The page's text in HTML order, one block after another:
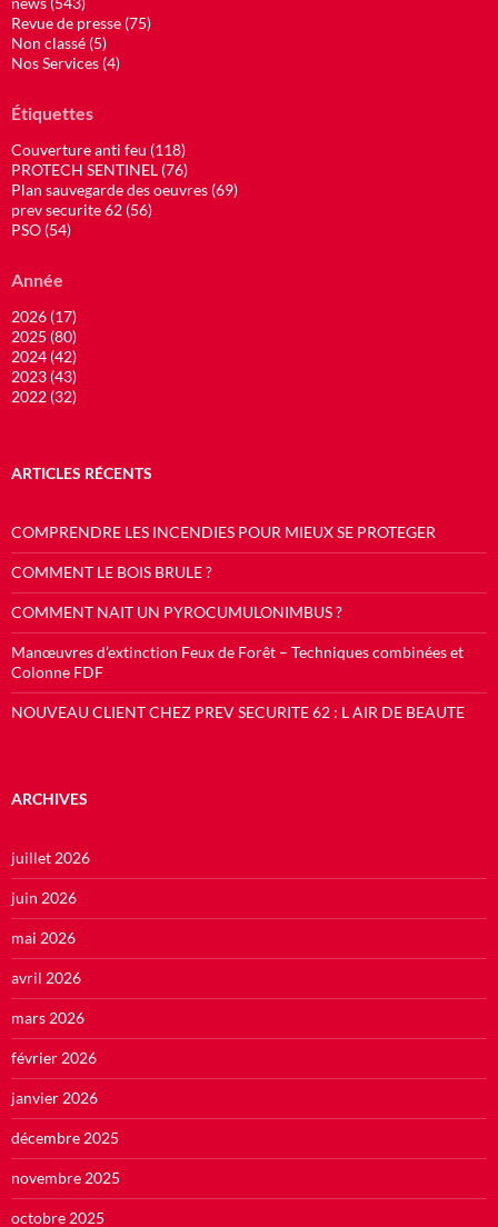
Revue de presse (75)
Non classé (5)
Nos Services (4)
Étiquettes
Couverture anti feu (118)
PROTECH SENTINEL (76)
Plan sauvegarde des oeuvres (69)
prev securite 62 (56)
PSO (54)
Année
2026 (17)
2025 (80)
2024 (42)
2023 (43)
2022 (32)
ARTICLES RÉCENTS
COMPRENDRE LES INCENDIES POUR MIEUX SE PROTEGER
COMMENT LE BOIS BRULE ?
COMMENT NAIT UN PYROCUMULONIMBUS ?
Manœuvres d’extinction Feux de Forêt – Techniques combinées et
Colonne FDF
NOUVEAU CLIENT CHEZ PREV SECURITE 62 : L AIR DE BEAUTE
ARCHIVES
juillet 2026
juin 2026
mai 2026
avril 2026
mars 2026
février 2026
janvier 2026
décembre 2025
novembre 2025
octobre 2025